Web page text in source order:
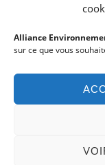
Alliance
sur ce que vous
©